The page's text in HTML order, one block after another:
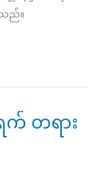
သည်။
က် တရား